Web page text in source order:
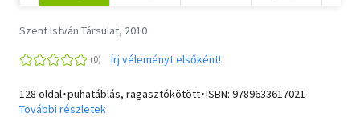
Szent István Társulat, 2010
Írj véleményt elsőként!
128 oldal･puhatáblás, ragasztókötött･ISBN: 9789633617021
További részletek